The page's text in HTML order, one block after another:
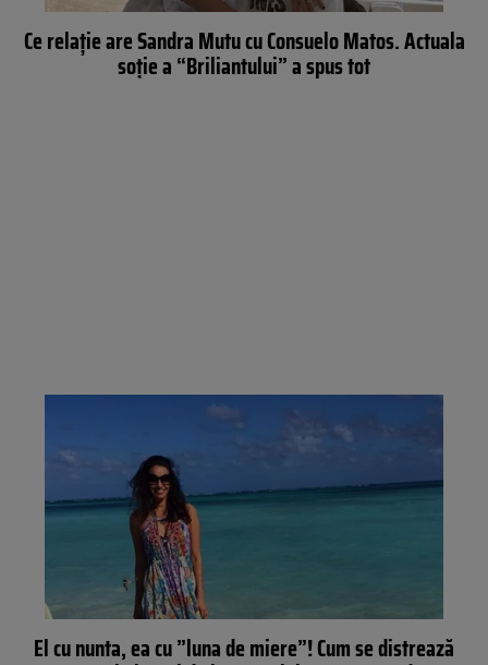
Ce relaţie are Sandra Mutu cu Consuelo Matos. Actuala
soţie a “Briliantului” a spus tot
El cu nunta, ea cu ”luna de miere”! Cum se distrează